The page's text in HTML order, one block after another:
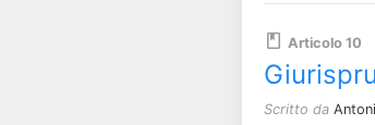
Articolo 10
Scritto da